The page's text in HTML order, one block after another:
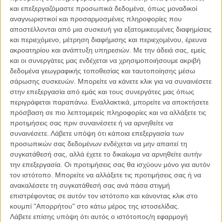
και επεξεργαζόμαστε προσωπικά δεδομένα, όπως μοναδικοί
αναγνωριστικοί και προσαρμοσμένες πληροφορίες που
αποστέλλονται από μια συσκευή για εξατομικευμένες διαφημίσεις
και περιεχόμενο, μέτρηση διαφήμισης και περιεχομένου, έρευνα
ακροατηρίου και ανάπτυξη υπηρεσιών. Με την άδειά σας, εμείς
και οι συνεργάτες μας ενδέχεται να χρησιμοποιήσουμε ακριβή
δεδομένα γεωγραφικής τοποθεσίας και ταυτοποίησης μέσω
σάρωσης συσκευών. Μπορείτε να κάνετε κλικ για να συναινέσετε
στην επεξεργασία από εμάς και τους συνεργάτες μας όπως
περιγράφεται παραπάνω. Εναλλακτικά, μπορείτε να αποκτήσετε
πρόσβαση σε πιο λεπτομερείς πληροφορίες και να αλλάξετε τις
προτιμήσεις σας πριν συναινέσετε ή να αρνηθείτε να
συναινέσετε. Λάβετε υπόψη ότι κάποια επεξεργασία των
προσωπικών σας δεδομένων ενδέχεται να μην απαιτεί τη
συγκατάθεσή σας, αλλά έχετε το δικαίωμα να αρνηθείτε αυτήν
την επεξεργασία. Οι προτιμήσεις σας θα ισχύουν μόνο για αυτόν
τον ιστότοπο. Μπορείτε να αλλάξετε τις προτιμήσεις σας ή να
ανακαλέσετε τη συγκατάθεσή σας ανά πάσα στιγμή
επιστρέφοντας σε αυτόν τον ιστότοπο και κάνοντας κλικ στο
κουμπί "Απορρήτου" στο κάτω μέρος της ιστοσελίδας.
Λάβετε επίσης υπόψη ότι αυτός ο ιστότοπος/η εφαρμογή
Αυτή την άγνωστη πόλη προσπαθώ να ανασύρω και να προβάλλω
μέσα από τις ταινίες μου. Από τις ασπρόμαυρες πρώτες ταινίες, το
«Αντίο Βερολίνο» και το «Καμιά Συμπάθεια για τον Διάβολο», ως το
σκληρό μπλε στις «Τρεις Μέρες Ευτυχίας», ψάχνω για εικόνες
απροσδόκητες, κρυμμένες. Οι χώροι στις ταινίες μου, κινηματο-
γραφούνται σαν πρόσωπα. Προσπαθώ να πιάσω την υπόκωφη
αναπνοή τους, τα υπόγεια σημάδια ζωής. Νιώθω την ανάγκη να
καταγράψω χώρους σχεδόν νεκρούς, έτοιμους να εξαφανιστούν. Οι
ταινίες μου είναι γεμάτες από χώρους που δεν υπάρχουν πια,
χώρους που έχουν μεταμορφωθεί, χώρους που δεν μπορείς να
αποκρυπτο-γραφήσεις.
Η παρακμή της πόλης είναι κάτι που με γοήτευσε από τις πρώτες
ταινίες μου. Είχα από την αρχή την αίσθηση ότι σ΄αυτη τη φθορά,
υπήρχε κάτι περισσότερο από τη γοητεία του παλιού, ότι υπήρχε κάτι
πιο ουσιαστικό κάτω από την επιφάνεια. Είχα την αίσθηση ότι υπήρχε
μια αλήθεια, σαν το ανεστραμμένο είδωλο ενός κόσμου που δεν με
έπειθε. Το «Καμιά Συμπάθεια για τον Διάβολο» (1997) περιγράφει
ζοφερά μια μελλοντική υπόγεια Αθήνα, χωρίς ντεκόρ, μόνο με
φυσικούς χώρους. Δεκαπέντε χρόνια μετά, το μητροπολητικό τοπίο